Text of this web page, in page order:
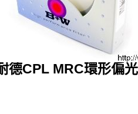
德CPL MRC環形偏